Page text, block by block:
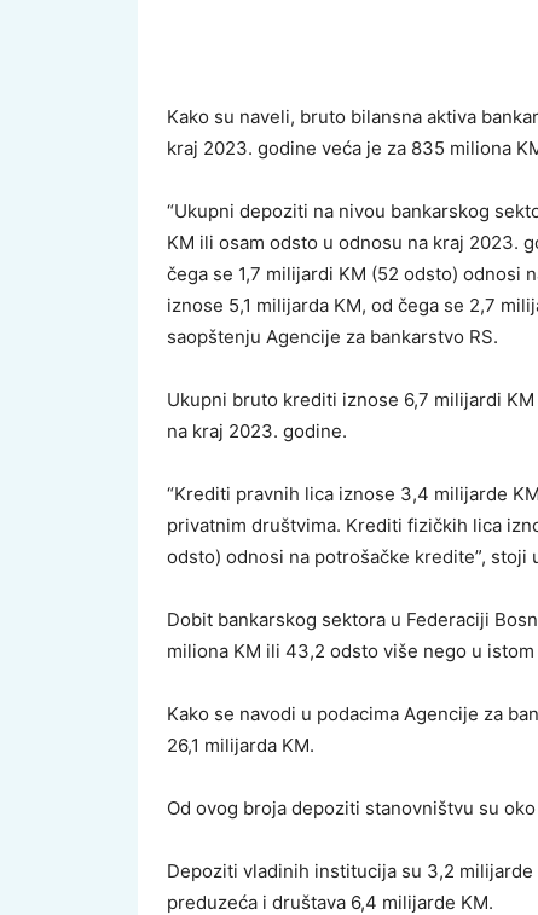
Kako su naveli, bruto bilansna aktiva
kraj 2023. godine veća je za 835 miliona
“Ukupni depoziti na nivou bankarskog
KM ili osam odsto u odnosu na kraj 2023.
čega se 1,7 milijardi KM (52 odsto) odnosi
iznose 5,1 milijarda KM, od čega se 2,7
saopštenju Agencije za bankarstvo RS.
Ukupni bruto krediti iznose 6,7 milijardi
na kraj 2023. godine.
“Krediti pravnih lica iznose 3,4 milijarde
privatnim društvima. Krediti fizičkih lica
odsto) odnosi na potrošačke kredite”, stoji
Dobit bankarskog sektora u Federaciji
miliona KM ili 43,2 odsto više nego u
Kako se navodi u podacima Agencije za
26,1 milijarda KM.
Od ovog broja depoziti stanovništvu su
Depoziti vladinih institucija su 3,2
preduzeća i društava 6,4 milijarde KM.